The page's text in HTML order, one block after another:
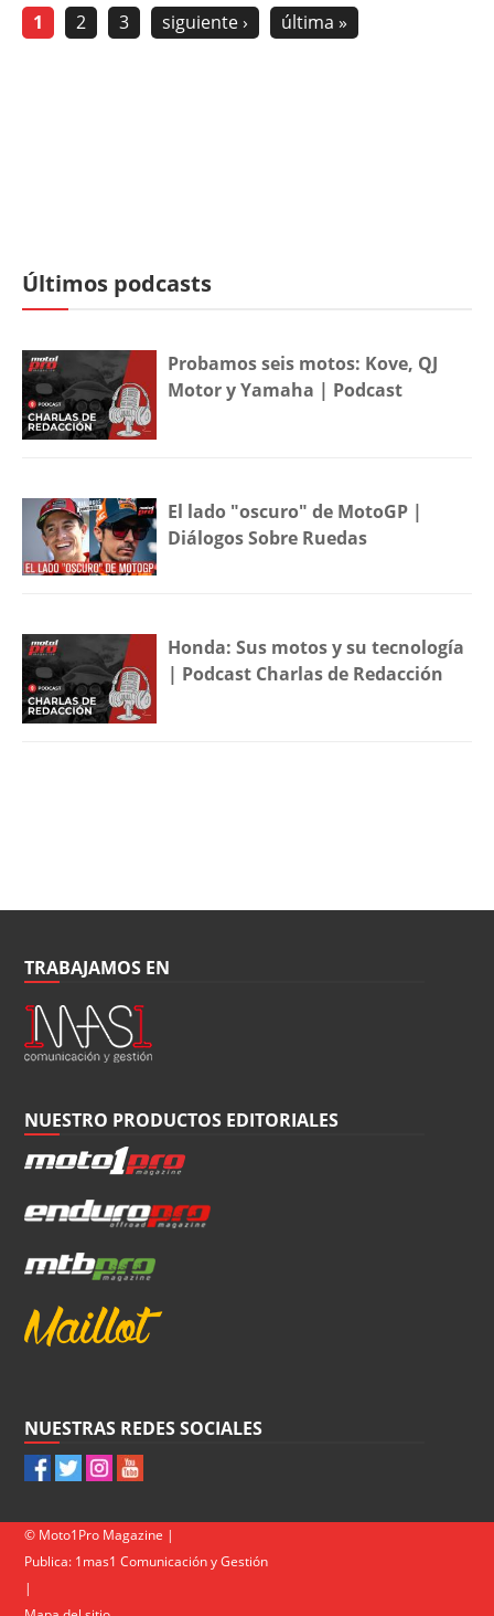
1 2 3 siguiente › última »
Últimos podcasts
Probamos seis motos: Kove, QJ
Motor y Yamaha | Podcast
El lado "oscuro" de MotoGP |
Diálogos Sobre Ruedas
Honda: Sus motos y su tecnología
| Podcast Charlas de Redacción
TRABAJAMOS EN
NUESTRO PRODUCTOS EDITORIALES
NUESTRAS REDES SOCIALES
© Moto1Pro Magazine |
Publica: 1mas1 Comunicación y Gestión
|